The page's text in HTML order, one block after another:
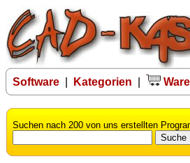
Software Kategorien
Suchen nach 200 von uns erstellten